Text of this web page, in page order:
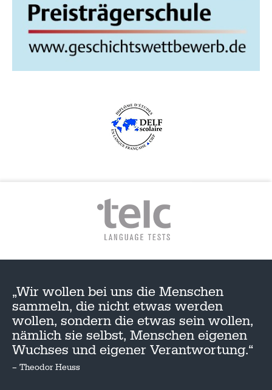
„Wir wollen bei uns die Menschen
sammeln, die nicht etwas werden
wollen, sondern die etwas sein wollen,
nämlich sie selbst, Menschen eigenen
Wuchses und eigener Verantwortung.“
– Theodor Heuss